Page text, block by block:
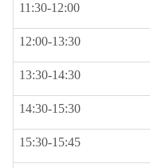
11:30-12:00
12:00-13:30
13:30-14:30
14:30-15:30
15:30-15:45